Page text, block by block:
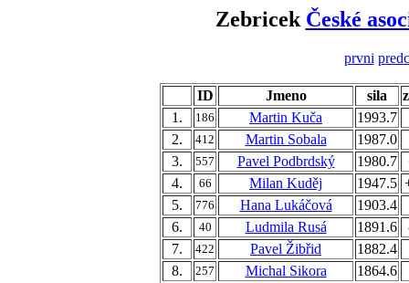
Zebricek České
prvni
ID Jmeno sila
1.
186 Martin Kuča
1993.7
2.
412 Martin Sobala
1987.0
3.
557 Pavel Podbrdský 1980.7
4.
66 Milan Kuděj 1947.5
5.
776 Hana Lukáčová
1903.4
6.
40 Ludmila Rusá 1891.6
7.
422 Pavel Žibřid
1882.4
8.
257 Michal Sikora
1864.6